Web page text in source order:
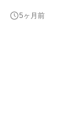
はなく、内容を
5ヶ月前